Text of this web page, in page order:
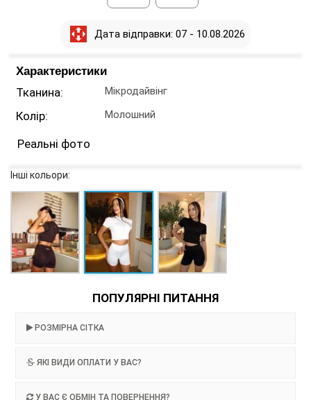
Дата відправки: 07 - 10.08.2026
Характеристики
Тканина: Мікродайвінг
Колір: Молошний
Реальні фото
Інші кольори:
ПОПУЛЯРНІ ПИТАННЯ
РОЗМІРНА СІТКА
ЯКІ ВИДИ ОПЛАТИ У ВАС?
У ВАС Є ОБМІН ТА ПОВЕРНЕННЯ?